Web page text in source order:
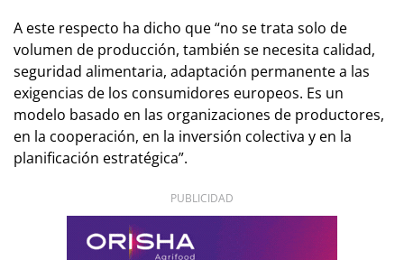
A este respecto ha dicho que “no se trata solo de
volumen de producción, también se necesita calidad,
seguridad alimentaria, adaptación permanente a las
exigencias de los consumidores europeos. Es un
modelo basado en las organizaciones de productores,
en la cooperación, en la inversión colectiva y en la
planificación estratégica”.
PUBLICIDAD